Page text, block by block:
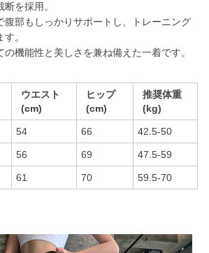
を採用。
腹部もしっかりサポートし、トレーニング
。
機能性と美しさを兼ね備えた一着です。
ウエスト
(cm)
ヒップ
(cm)
推奨体重
(kg)
54 66 42.5-50
56 69 47.5-59
61 70 59.5-70